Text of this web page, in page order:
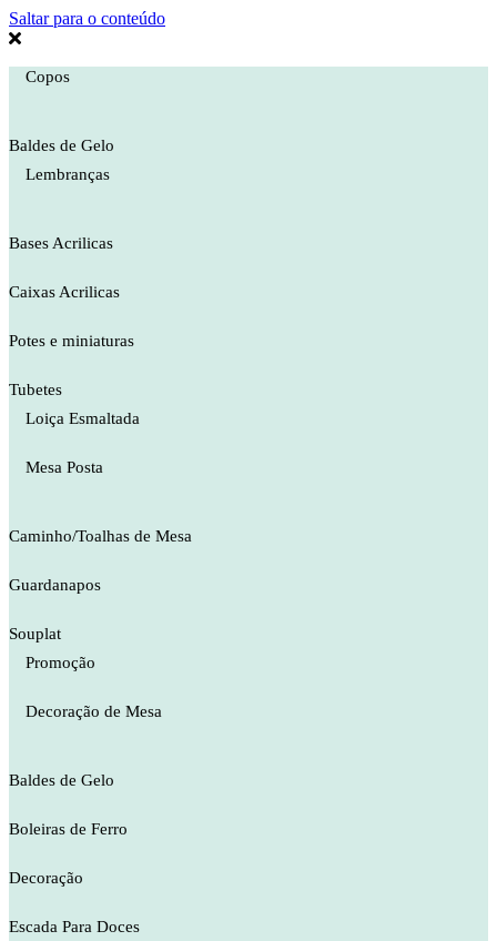
Saltar para o conteúdo
Copos
Baldes de Gelo
Lembranças
Bases Acrilicas
Caixas Acrilicas
Potes e miniaturas
Tubetes
Loiça Esmaltada
Mesa Posta
Caminho/Toalhas de Mesa
Guardanapos
Souplat
Promoção
Decoração de Mesa
Baldes de Gelo
Boleiras de Ferro
Decoração
Escada Para Doces